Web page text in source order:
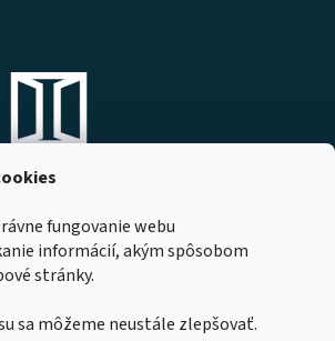
fungovanie webu
informácií, akým spôsobom
stránky.
sa môžeme neustále zlepšovať.
s.r.o.
167
01 Hurbanovo